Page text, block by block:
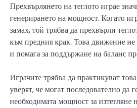
Прехвърлянето на теглото играе
генерирането на мощност. Когато
замах, той трябва да прехвърли
към предния крак. Това движение не
и помага за поддържане на баланс
Играчите трябва да практикуват
уверят, че могат последователно да
необходимата мощност за изтегляне